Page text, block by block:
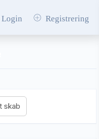
Login Registrering